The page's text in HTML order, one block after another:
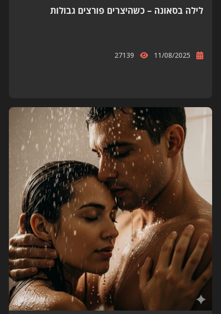
לילה בסאונה – כשהיצרים פורצים גבולות
11/08/2025
27139